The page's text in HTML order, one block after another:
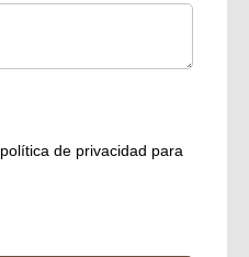
política de privacidad para